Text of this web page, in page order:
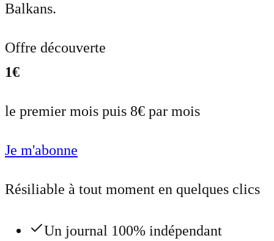
Balkans.
Offre découverte
1€
le premier mois puis 8€ par mois
Je m'abonne
Résiliable à tout moment en quelques clics
Un journal 100% indépendant